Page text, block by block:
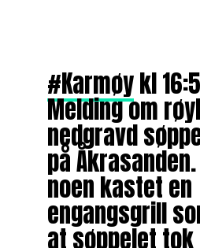
#Karmøykl
Melding om
nedgravd
på
noen kastet en
engangsgrill
at søppelet